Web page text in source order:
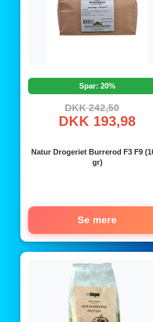
Spar: 20%
DKK 242,50
DKK 193,98
Natur Drogeriet Burrerod F3 F9
gr)
Se mere